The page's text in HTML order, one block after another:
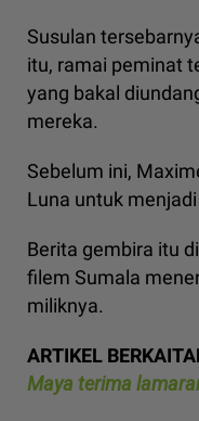
Susulan
itu, ramai peminat
yang bakal
mereka.
Sebelum ini,
Luna untuk
Berita gembira itu
filem Sumala
miliknya.
ARTIKEL
Maya terima